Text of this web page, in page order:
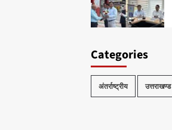
Categories
अंतर्राष्ट्रीय उत्तराखण्ड